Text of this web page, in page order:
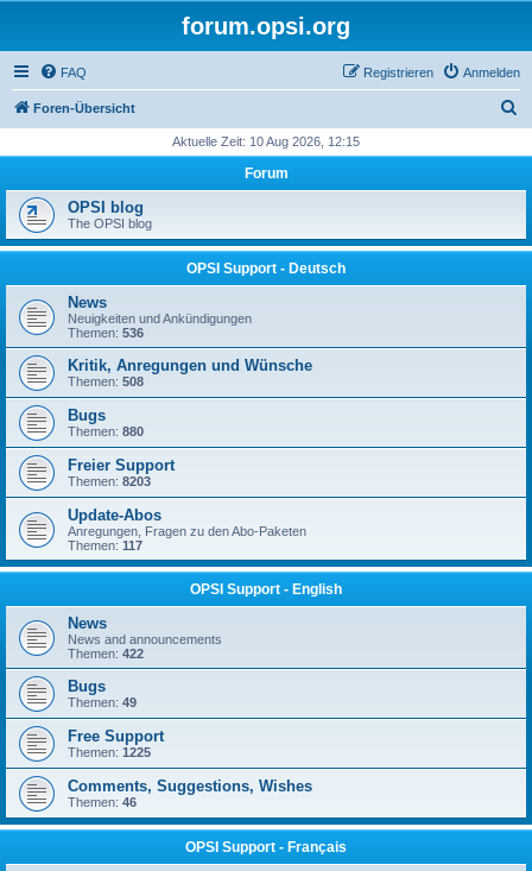
forum.opsi.org
FAQ Anmelden
Registrieren
Foren-Übersicht
h
Aktuelle Zeit: 10 Aug 2026, 12:15
Forum
OPSI blog
The OPSI blog
OPSI Support - Deutsch
News
Neuigkeiten und Ankündigungen
Themen: 536
Kritik, Anregungen und Wünsche
Themen: 508
Bugs
Themen: 880
Freier Support
Themen: 8203
Update-Abos
Anregungen, Fragen zu den Abo-Paketen
Themen: 117
OPSI Support - English
News
News and announcements
Themen: 422
Bugs
Themen: 49
Free Support
Themen: 1225
Comments, Suggestions, Wishes
Themen: 46
OPSI Support - Français